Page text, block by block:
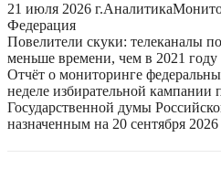
21 июля 2026 г.Аналитика
Федерация
Повелители скуки: телеканалы
меньше времени, чем в 2021 году
Отчёт о мониторинге
неделе избирательной кампании
Государственной думы
назначенным на 20 сентября 2026